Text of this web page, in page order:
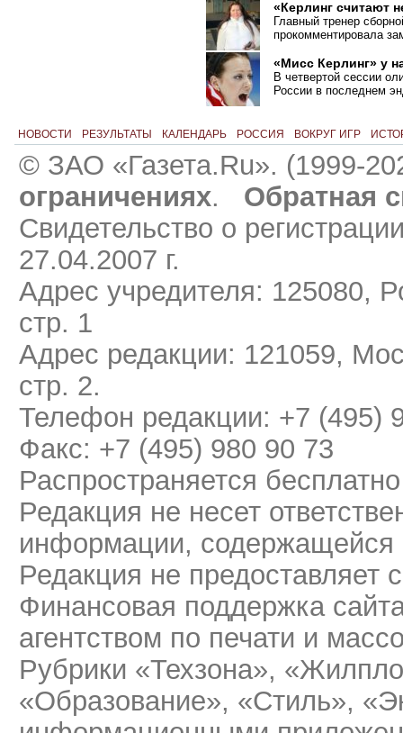
«Керлинг считают
Главный тренер
прокомментировала
«Мисс Керлинг» у
В четвертой сессии
России в последнем
НОВОСТИ РЕЗУЛЬТАТЫ КАЛЕНДАРЬ РОССИЯ ВОКРУГ ИГР
© ЗАО «Газета.Ru». (1999-
ограничениях.
Обратная
Свидетельство о
27.04.2007 г.
Адрес учредителя: 125080,
стр. 1
Адрес редакции: 121059,
стр. 2.
Телефон редакции: +7 (495)
Факс: +7 (495) 980 90 73
Распространяется бесплатно
Редакция не несет
информации, содержащейся
Редакция не предоставляет
Финансовая поддержка
агентством по печати и
Рубрики «Техзона»,
«Образование», «Стиль»,